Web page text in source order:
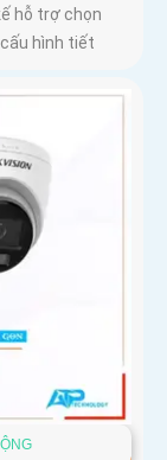
hỗ trợ chọn
hình tiết